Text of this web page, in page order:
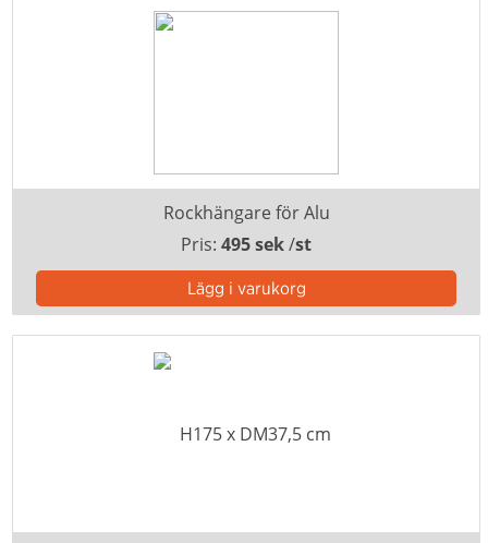
Rockhängare för Alu
Pris: 495 sek/st